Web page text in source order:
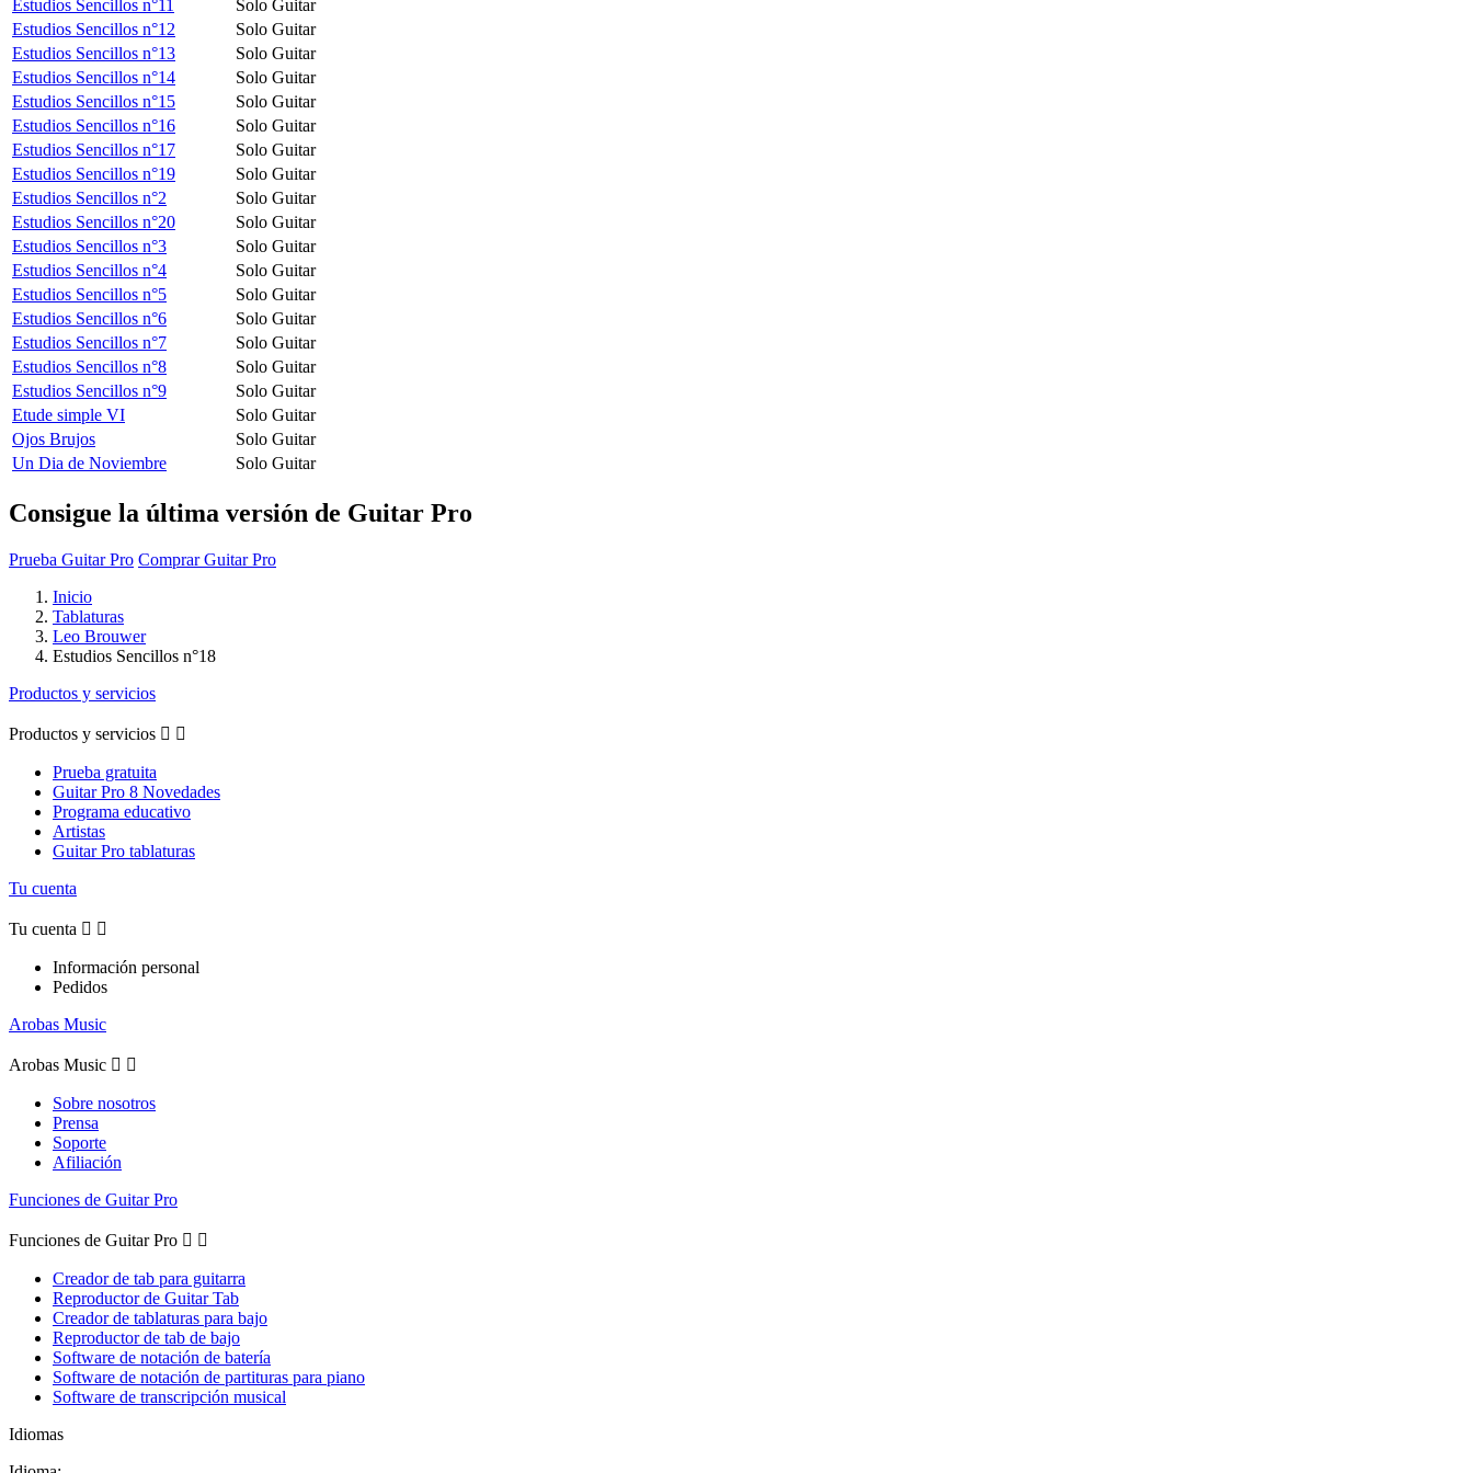
Estudios Sencillos n°11
Solo Guitar
Estudios Sencillos n°12
Solo Guitar
Estudios Sencillos n°13
Solo Guitar
Estudios Sencillos n°14
Solo Guitar
Estudios Sencillos n°15
Solo Guitar
Estudios Sencillos n°16
Solo Guitar
Estudios Sencillos n°17
Solo Guitar
Estudios Sencillos n°19
Solo Guitar
Estudios Sencillos n°2
Solo Guitar
Estudios Sencillos n°20
Solo Guitar
Estudios Sencillos n°3
Solo Guitar
Estudios Sencillos n°4
Solo Guitar
Estudios Sencillos n°5
Solo Guitar
Estudios Sencillos n°6
Solo Guitar
Estudios Sencillos n°7
Solo Guitar
Estudios Sencillos n°8
Solo Guitar
Estudios Sencillos n°9
Solo Guitar
Etude simple VI
Solo Guitar
Ojos Brujos
Solo Guitar
Un Dia de Noviembre
Solo Guitar
Consigue la última versión de Guitar Pro
Prueba Guitar Pro Comprar Guitar Pro
Inicio
Tablaturas
Leo Brouwer
Estudios Sencillos n°18
Productos y servicios
Productos y servicios  
Prueba gratuita
Guitar Pro 8 Novedades
Programa educativo
Artistas
Guitar Pro tablaturas
Tu cuenta
Tu cuenta  
Información personal
Pedidos
Arobas Music
Arobas Music  
Sobre nosotros
Prensa
Soporte
Afiliación
Funciones de Guitar Pro
Funciones de Guitar Pro  
Creador de tab para guitarra
Reproductor de Guitar Tab
Creador de tablaturas para bajo
Reproductor de tab de bajo
Software de notación de batería
Software de notación de partituras para piano
Software de transcripción musical
Idiomas